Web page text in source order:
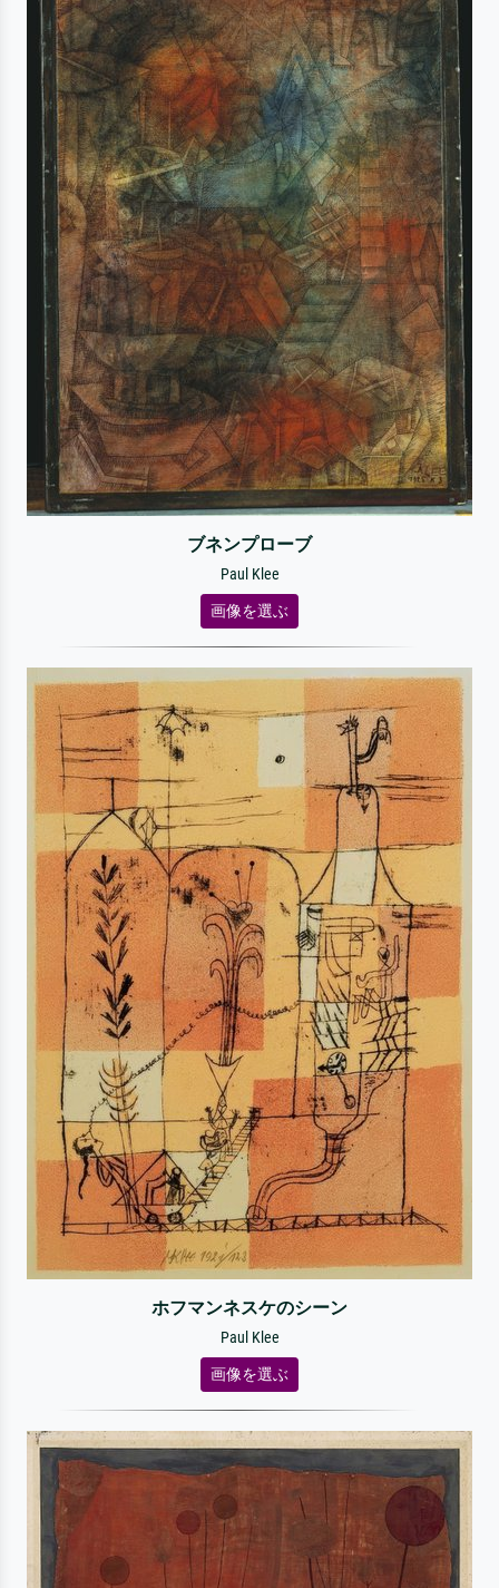
ブネンプローブ
Paul Klee
画像を選ぶ
ホフマンネスケのシーン
Paul Klee
画像を選ぶ